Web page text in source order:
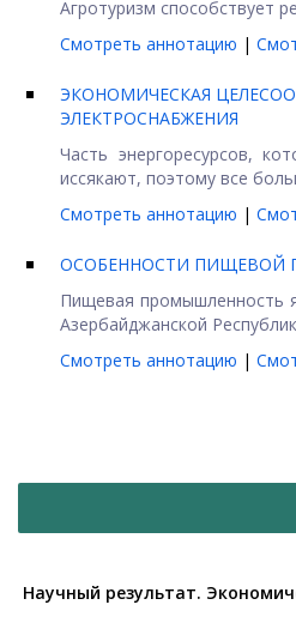
Агротуризм способствует
Смотреть аннотацию |
ЭКОНОМИЧЕСКАЯ
ЭЛЕКТРОСНАБЖЕНИЯ
Часть энергоресурсов,
иссякают, поэтому все
Смотреть аннотацию |
ОСОБЕННОСТИ ПИЩЕВОЙ
Пищевая промышленность
Азербайджанской
Смотреть аннотацию |
Научный результат.